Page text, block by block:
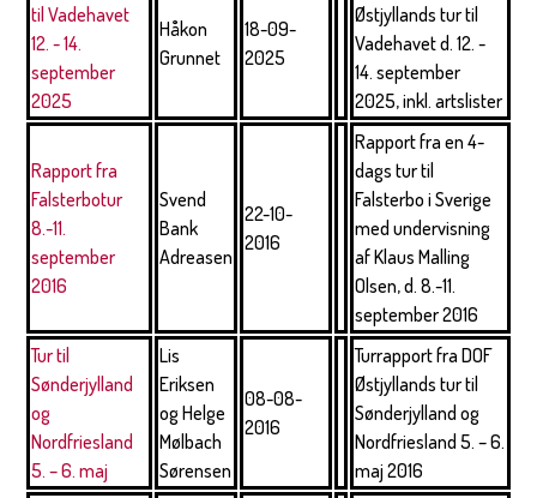
til Vadehavet
12. - 14.
september
2025
Håkon
Grunnet
18-09-
2025
Østjyllands tur til
Vadehavet d. 12. -
14. september
2025, inkl. artslister
Rapport fra
Falsterbotur
8.-11.
september
2016
Svend
Bank
Adreasen
22-10-
2016
Rapport fra en 4-
dags tur til
Falsterbo i Sverige
med undervisning
af Klaus Malling
Olsen, d. 8.-11.
september 2016
Tur til
Sønderjylland
og
Nordfriesland
5. – 6. maj
Lis
Eriksen
og Helge
Mølbach
Sørensen
08-08-
2016
Turrapport fra DOF
Østjyllands tur til
Sønderjylland og
Nordfriesland 5. – 6.
maj 2016